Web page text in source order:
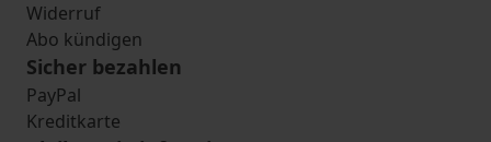
Widerruf
Abo kündigen
Sicher bezahlen
PayPal
Kreditkarte